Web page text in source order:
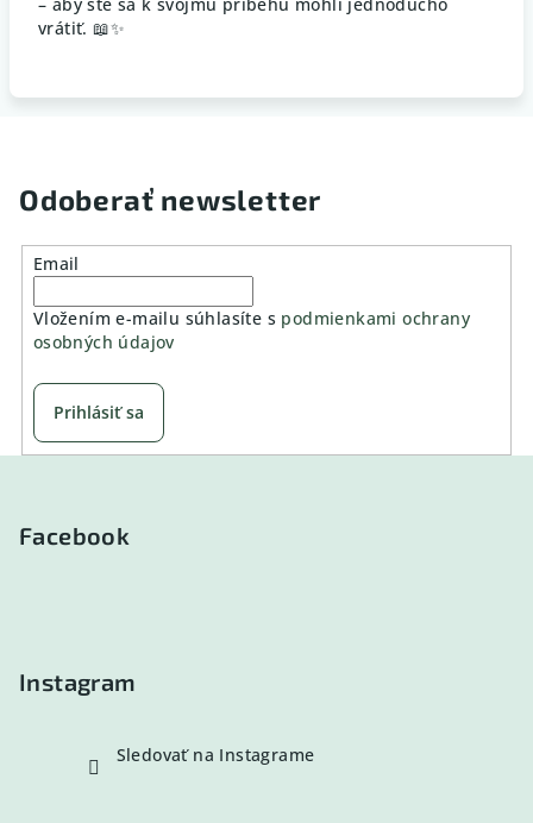
vrátiť. 📖✨
Odoberať newsletter
Email
Vložením e-mailu súhlasíte s podmienkami ochrany
osobných údajov
Prihlásiť sa
Facebook
Instagram
Sledovať na Instagrame